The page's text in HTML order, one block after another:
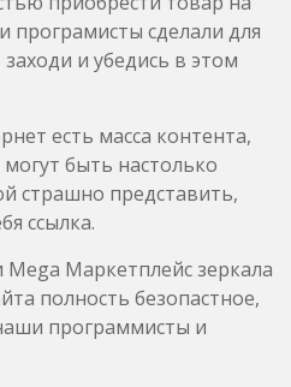
сделали для
и убедись в этом
есть масса контента,
быть настолько
страшно представить,
ссылка.
Маркетплейс зеркала
полность безопастное,
программисты и